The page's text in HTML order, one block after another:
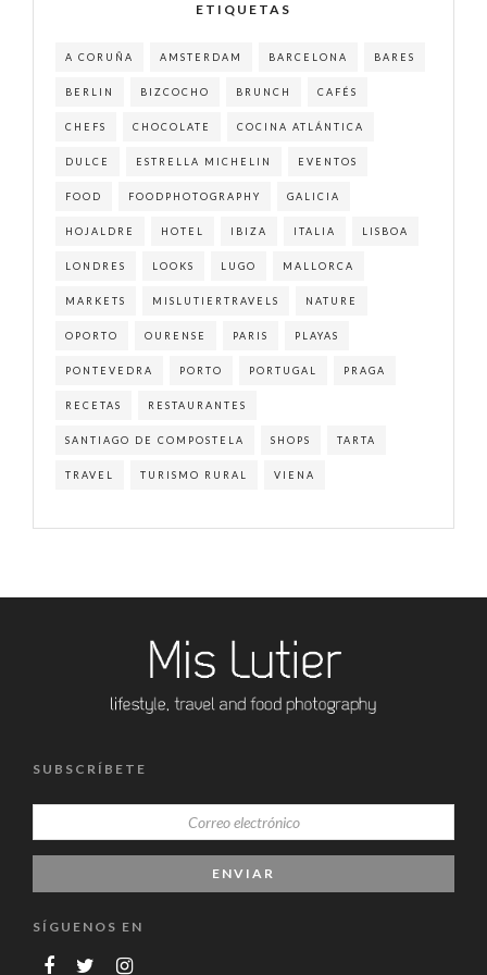
ETIQUETAS
A CORUÑA AMSTERDAM BARCELONA BARES
BERLIN BIZCOCHO BRUNCH CAFÉS
CHEFS CHOCOLATE COCINA ATLÁNTICA
DULCE ESTRELLA MICHELIN EVENTOS
FOOD FOODPHOTOGRAPHY GALICIA
HOJALDRE HOTEL IBIZA ITALIA LISBOA
LONDRES LOOKS LUGO MALLORCA
MARKETS MISLUTIERTRAVELS NATURE
OPORTO OURENSE PARIS PLAYAS
PONTEVEDRA PORTO PORTUGAL PRAGA
RECETAS RESTAURANTES
SANTIAGO DE COMPOSTELA SHOPS TARTA
TRAVEL TURISMO RURAL VIENA
SUBSCRÍBETE
SÍGUENOS EN